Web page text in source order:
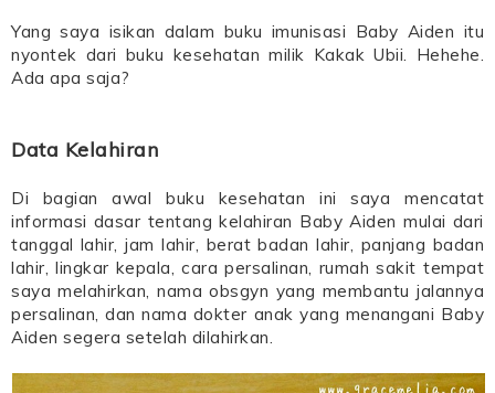
Yang saya isikan dalam buku imunisasi Baby Aiden itu
nyontek dari buku kesehatan milik Kakak Ubii. Hehehe.
Ada apa saja?
Data Kelahiran
Di bagian awal buku kesehatan ini saya mencatat
informasi dasar tentang kelahiran Baby Aiden mulai dari
tanggal lahir, jam lahir, berat badan lahir, panjang badan
lahir, lingkar kepala, cara persalinan, rumah sakit tempat
saya melahirkan, nama obsgyn yang membantu jalannya
persalinan, dan nama dokter anak yang menangani Baby
Aiden segera setelah dilahirkan.